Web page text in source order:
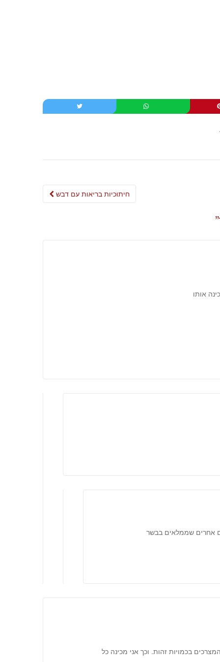
.
Post
חיתוכיות בריאות עם דבש
”
אותו
אחרים שממלאים בבשר
2 כוסות קמח ושאר המצרכים בכמויות זהות. וכך אני מכינה כל